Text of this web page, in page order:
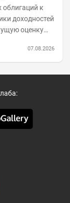
к
доходностей
оценку
07.08.2026